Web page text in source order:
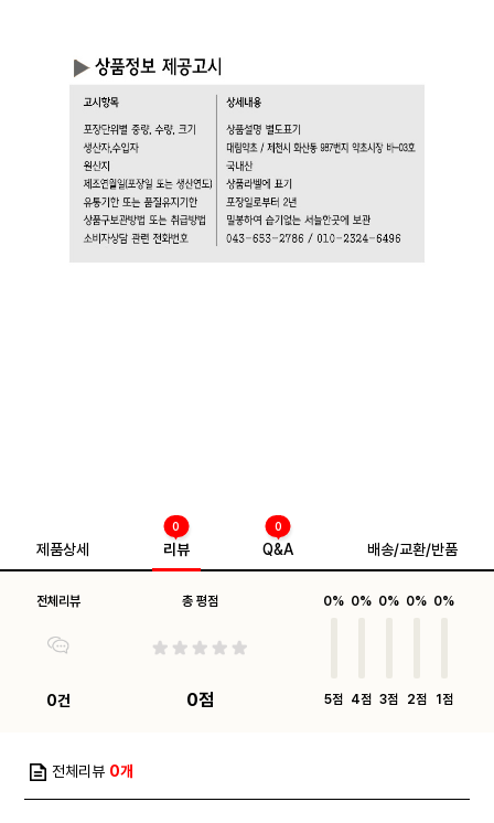
제품상세 리뷰
0
Q&A
0
배송/교환/반품
전체리뷰
0건
총 평점
0점
0%
5점
0%
4점
0%
3점
0%
2점
0%
1점
전체리뷰 0개